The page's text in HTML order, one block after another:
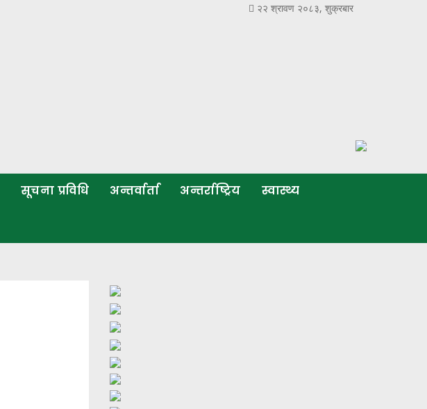
२२ श्रावण २०८३, शुक्रबार
सूचना प्रविधि अन्तर्वार्ता अन्तर्राष्ट्रिय स्वास्थ्य